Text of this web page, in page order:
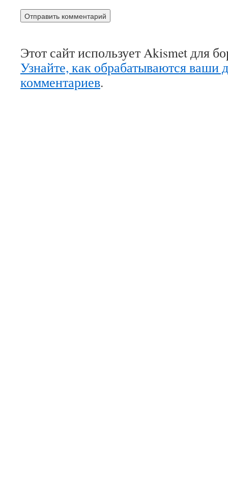
Этот сайт использует Akismet для
Узнайте, как обрабатываются ваши
комментариев.